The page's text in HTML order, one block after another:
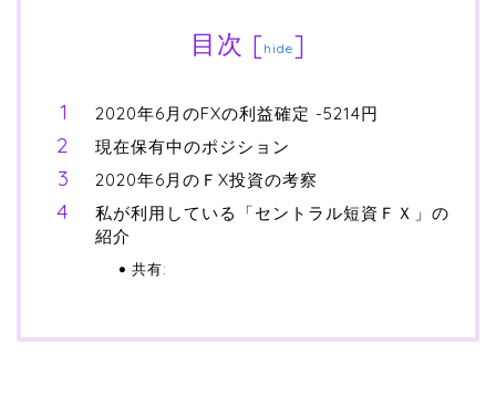
目次 [hide]
2020年6月のFXの利益確定 -5214円
現在保有中のポジション
2020年6月のＦX投資の考察
私が利用している「セントラル短資ＦＸ」の
紹介
共有: